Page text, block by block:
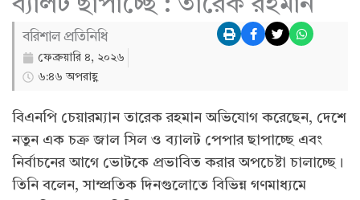
ব্যালট ছাপাচ্ছে : তারেক রহমান
বরিশাল প্রতিনিধি
ফেব্রুয়ারি ৪, ২০২৬
৬:৪৬ অপরাহ্ণ
বিএনপি চেয়ারম্যান তারেক রহমান অভিযোগ করেছেন, দেশে
নতুন এক চক্র জাল সিল ও ব্যালট পেপার ছাপাচ্ছে এবং
নির্বাচনের আগে ভোটকে প্রভাবিত করার অপচেষ্টা চালাচ্ছে।
তিনি বলেন, সাম্প্রতিক দিনগুলোতে বিভিন্ন গণমাধ্যমে